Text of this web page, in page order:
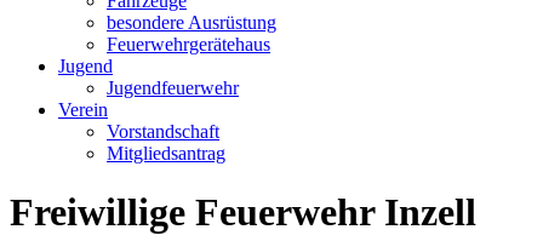
besondere Ausrüstung
Feuerwehrgerätehaus
Jugend
Jugendfeuerwehr
Verein
Vorstandschaft
Mitgliedsantrag
Freiwillige Feuerwehr Inzell